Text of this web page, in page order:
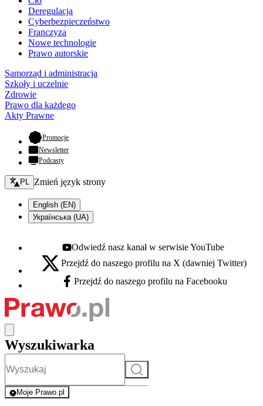
Deregulacja
Cyberbezpieczeństwo
Franczyza
Nowe technologie
Prawo autorskie
Samorząd i administracja
Szkoły i uczelnie
Zdrowie
Prawo dla każdego
Akty Prawne
Promocje- otwiera się w nowej karcie
Newsletter
Podcasty
Zmień język - bieżący:
PL Zmień język strony
English (EN)
Українська (UA)
Youtube - otwiera się w nowej karcie
Odwiedź nasz kanał w serwisie YouTube
X - otwiera się w nowej karcie
Przejdź do naszego profilu na X (dawniej Twitter)
Facebook - otwiera się w nowej karcie
Przejdź do naszego profilu na Facebooku
Wyszukiwarka
Szukaj
Moje Prawo.pl
- rejestracja i logowanie do serwisu